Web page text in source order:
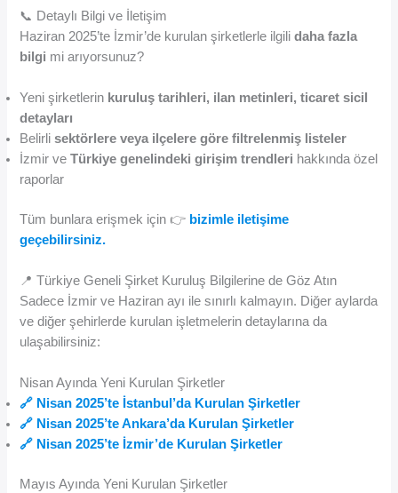
📞 Detaylı Bilgi ve İletişim
Haziran 2025’te İzmir’de kurulan şirketlerle ilgilidaha fazla
bilgi mi arıyorsunuz?
Yeni şirketlerin kuruluş tarihleri, ilan metinleri, ticaret sicil
detayları
Belirlisektörlere veya ilçelere göre filtrelenmiş listeler
İzmir veTürkiye genelindeki girişim trendleri hakkında özel
raporlar
Tüm bunlara erişmek için 👉 bizimle iletişime
geçebilirsiniz.
📍 Türkiye Geneli Şirket Kuruluş Bilgilerine de Göz Atın
Sadece İzmir ve Haziran ayı ile sınırlı kalmayın. Diğer aylarda
ve diğer şehirlerde kurulan işletmelerin detaylarına da
ulaşabilirsiniz:
Nisan Ayında Yeni Kurulan Şirketler
🔗 Nisan 2025’te İstanbul’da Kurulan Şirketler
🔗 Nisan 2025’te Ankara’da Kurulan Şirketler
🔗 Nisan 2025’te İzmir’de Kurulan Şirketler
Mayıs Ayında Yeni Kurulan Şirketler